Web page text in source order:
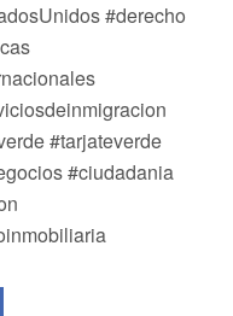
#derecho
#tarjateverde
#ciudadania